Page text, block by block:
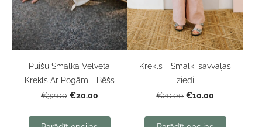
Puišu Smalka Velveta
Krekls Ar Pogām - Bēšs
€32.00 €20.00
Krekls - Smalki savvaļas
ziedi
€20.00 €10.00